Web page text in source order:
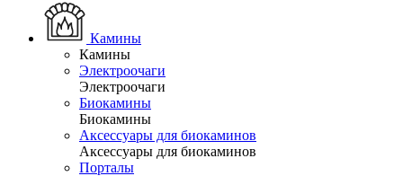
Камины
Камины
Электроочаги
Электроочаги
Биокамины
Биокамины
Аксессуары для биокаминов
Аксессуары для биокаминов
Порталы